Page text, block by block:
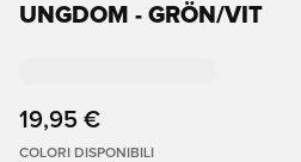
UNGDOM - GRÖN/VIT
19,95 €
COLORI DISPONIBILI